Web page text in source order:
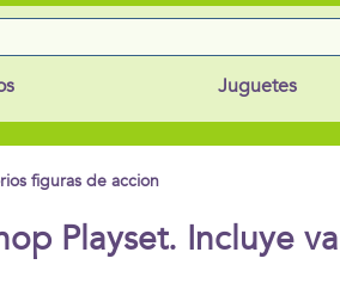
Juguetes
figuras de accion
Playset. Incluye